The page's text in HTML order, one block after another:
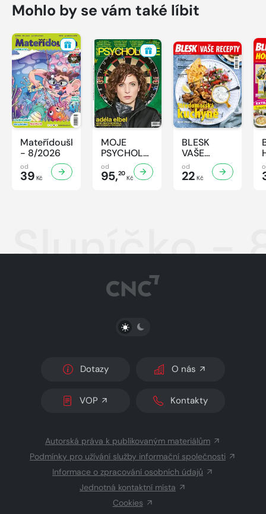
Mohlo by se vám také líbit
Mateřídouška
- 8/2026
od
39 Kč
MOJE
PSYCHOLOGIE
- 8/2026
od
95,20
Kč
BLESK
VAŠE
RECEPTY -
8/2026
od
22 Kč
Sluníčko -
PŘEPNOUT SVĚTLÝ/TMAVÝ REŽIM
Dotazy O nás
VOP Kontakty
Autorská práva k publikovaným materiálům
Podmínky pro užívání služby informační společnosti
Informace o zpracování osobních údajů
Jednotná kontaktní místa
Cookies